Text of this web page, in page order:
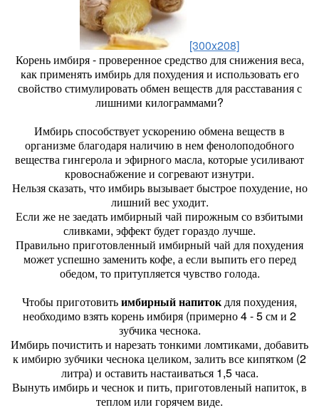
[300x208]
Корень имбиря - проверенное средство для снижения веса,
как применять имбирь для похудения и использовать его
свойство стимулировать обмен веществ для расставания с
лишними килограммами?
Имбирь способствует ускорению обмена веществ в
организме благодаря наличию в нем фенолоподобного
вещества гингерола и эфирного масла, которые усиливают
кровоснабжение и согревают изнутри.
Нельзя сказать, что имбирь вызывает быстрое похудение, но
лишний вес уходит.
Если же не заедать имбирный чай пирожным со взбитыми
сливками, эффект будет гораздо лучше.
Правильно приготовленный имбирный чай для похудения
может успешно заменить кофе, а если выпить его перед
обедом, то притупляется чувство голода.
Чтобы приготовитьимбирный напитокдля похудения,
необходимо взять корень имбиря (примерно 4 - 5 см и 2
зубчика чеснока.
Имбирь почистить и нарезать тонкими ломтиками, добавить
к имбирю зубчики чеснока целиком, залить все кипятком (2
литра) и оставить настаиваться 1,5 часа.
Вынуть имбирь и чеснок и пить, приготовленый напиток, в
теплом или горячем виде.